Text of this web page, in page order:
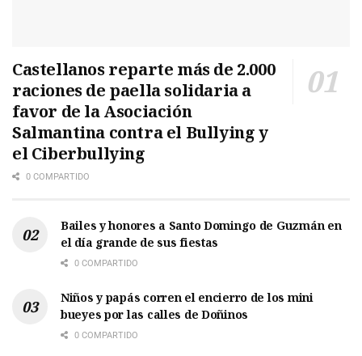
Castellanos reparte más de 2.000
raciones de paella solidaria a
favor de la Asociación
Salmantina contra el Bullying y
el Ciberbullying
0 COMPARTIDO
Bailes y honores a Santo Domingo de Guzmán en
el día grande de sus fiestas
0 COMPARTIDO
Niños y papás corren el encierro de los mini
bueyes por las calles de Doñinos
0 COMPARTIDO